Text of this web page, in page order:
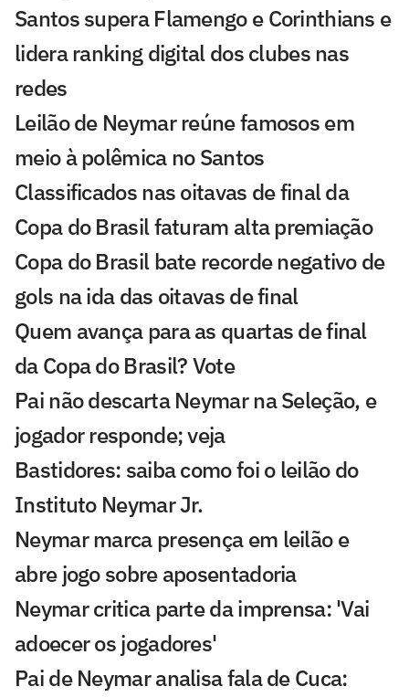
Santos supera Flamengo e Corinthians e
lidera ranking digital dos clubes nas
redes
Leilão de Neymar reúne famosos em
meio à polêmica no Santos
Classificados nas oitavas de final da
Copa do Brasil faturam alta premiação
Copa do Brasil bate recorde negativo de
gols na ida das oitavas de final
Quem avança para as quartas de final
da Copa do Brasil? Vote
Pai não descarta Neymar na Seleção, e
jogador responde; veja
Bastidores: saiba como foi o leilão do
Instituto Neymar Jr.
Neymar marca presença em leilão e
abre jogo sobre aposentadoria
Neymar critica parte da imprensa: 'Vai
adoecer os jogadores'
Pai de Neymar analisa fala de Cuca: